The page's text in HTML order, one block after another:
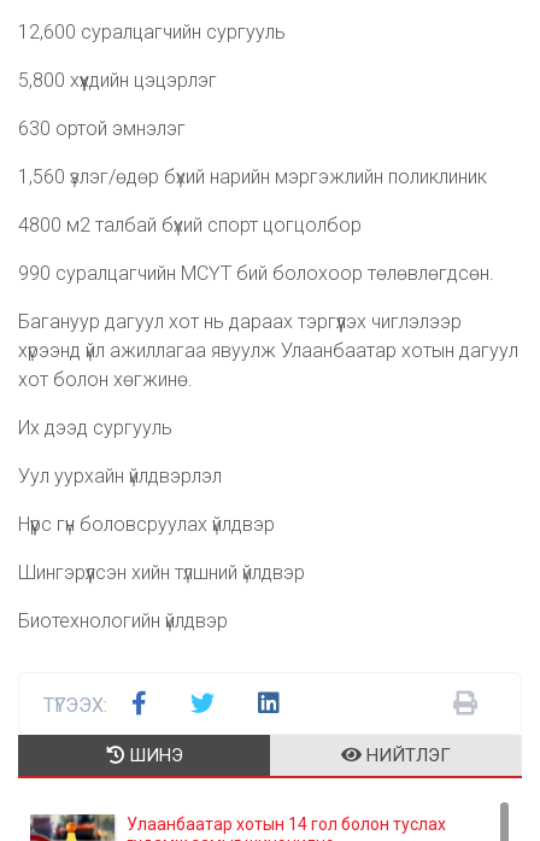
12,600 суралцагчийн сургууль
5,800 хүүхдийн цэцэрлэг
630 ортой эмнэлэг
1,560 үзлэг/өдөр бүхий нарийн мэргэжлийн поликлиник
4800 м2 талбай бүхий спорт цогцолбор
990 суралцагчийн МСҮТ бий болохоор төлөвлөгдсөн.
Багануур дагуул хот нь дараах тэргүүлэх чиглэлээр
хүрээнд үйл ажиллагаа явуулж Улаанбаатар хотын дагуул
хот болон хөгжинө.
Их дээд сургууль
Уул уурхайн үйлдвэрлэл
Нүүрс гүн боловсруулах үйлдвэр
Шингэрүүлсэн хийн түлшний үйлдвэр
Биотехнологийн үйлдвэр
ТҮГЭЭХ:
ШИНЭ НИЙТЛЭГ
Улаанбаатар хотын 14 гол болон туслах